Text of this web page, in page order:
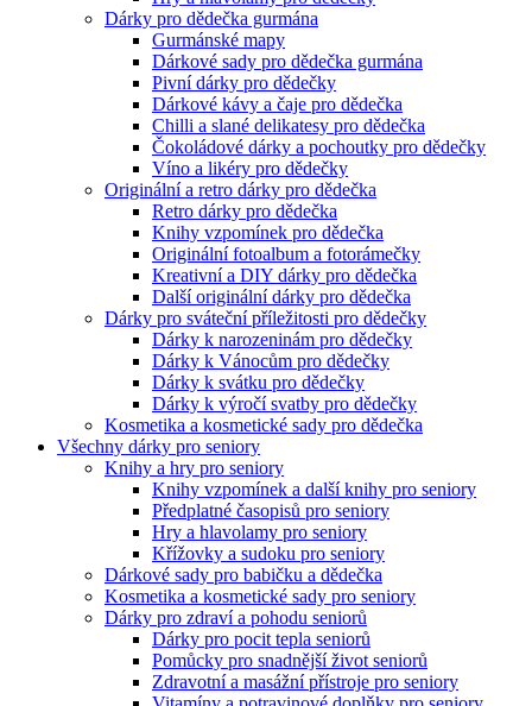
Dárky pro dědečka gurmána
Gurmánské mapy
Dárkové sady pro dědečka gurmána
Pivní dárky pro dědečky
Dárkové kávy a čaje pro dědečka
Chilli a slané delikatesy pro dědečka
Čokoládové dárky a pochoutky pro dědečky
Víno a likéry pro dědečky
Originální a retro dárky pro dědečka
Retro dárky pro dědečka
Knihy vzpomínek pro dědečka
Originální fotoalbum a fotorámečky
Kreativní a DIY dárky pro dědečka
Další originální dárky pro dědečka
Dárky pro sváteční příležitosti pro dědečky
Dárky k narozeninám pro dědečky
Dárky k Vánocům pro dědečky
Dárky k svátku pro dědečky
Dárky k výročí svatby pro dědečky
Kosmetika a kosmetické sady pro dědečka
Všechny dárky pro seniory
Knihy a hry pro seniory
Knihy vzpomínek a další knihy pro seniory
Předplatné časopisů pro seniory
Hry a hlavolamy pro seniory
Křížovky a sudoku pro seniory
Dárkové sady pro babičku a dědečka
Kosmetika a kosmetické sady pro seniory
Dárky pro zdraví a pohodu seniorů
Dárky pro pocit tepla seniorů
Pomůcky pro snadnější život seniorů
Zdravotní a masážní přístroje pro seniory